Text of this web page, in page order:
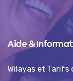
Aide &
Wilayas et Tarifs